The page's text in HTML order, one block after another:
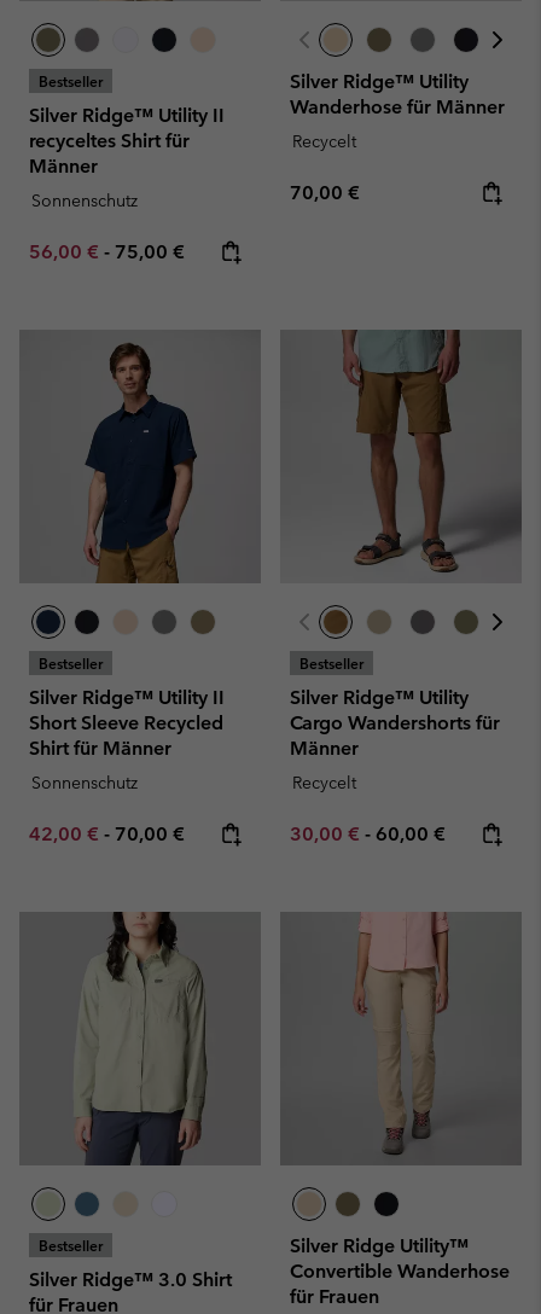
Bestseller
Silver Ridge™ Utility II
recyceltes Shirt für
Männer
Sonnenschutz
Minimum sale price:
56,00 € - Maximum price:
75,00 €
Silver Ridge™ Utility
Wanderhose für Männer
Recycelt
Regular price:
70,00 €
Bestseller
Silver Ridge™ Utility II
Short Sleeve Recycled
Shirt für Männer
Sonnenschutz
Minimum sale price:
42,00 € - Maximum price:
70,00 €
Bestseller
Silver Ridge™ Utility
Cargo Wandershorts für
Männer
Recycelt
Minimum sale price:
30,00 € - Maximum price:
60,00 €
Bestseller
Silver Ridge™ 3.0 Shirt
für Frauen
Silver Ridge Utility™
Convertible Wanderhose
für Frauen